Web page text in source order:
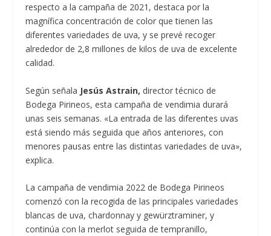
respecto a la campaña de 2021, destaca por la
magnífica concentración de color que tienen las
diferentes variedades de uva, y se prevé recoger
alrededor de 2,8 millones de kilos de uva de excelente
calidad.
Según señala Jesús Astrain, director técnico de
Bodega Pirineos, esta campaña de vendimia durará
unas seis semanas. «La entrada de las diferentes uvas
está siendo más seguida que años anteriores, con
menores pausas entre las distintas variedades de uva»,
explica.
La campaña de vendimia 2022 de Bodega Pirineos
comenzó con la recogida de las principales variedades
blancas de uva, chardonnay y gewürztraminer, y
continúa con la merlot seguida de tempranillo,